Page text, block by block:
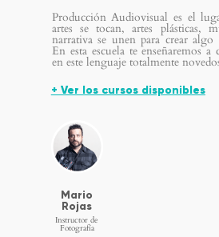
Producción Audiovisual es el
artes se tocan, artes plásticas,
narrativa se unen para crear
En esta escuela te enseñaremos
en este lenguaje totalmente
+ Ver los cursos disponibles
Mario
Rojas
Instructor de
Fotografía